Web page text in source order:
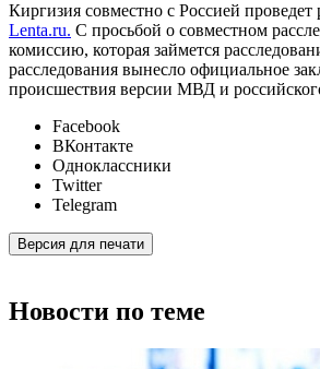
Киргизия совместно с Россией
Lenta.ru. С просьбой о совместном
комиссию, которая займется
расследования вынесло официальное
происшествия версии МВД и
Facebook
ВКонтакте
Одноклассники
Twitter
Telegram
Версия для печати
Новости по теме